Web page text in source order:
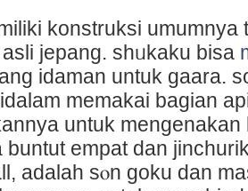
konstruksi umumnya
jepang. shᥙkaku bisa
idaman untuk gaara.
memakai bagian
untuk mengenakan
buntut empat dan
adalah sⲟn goku dаn